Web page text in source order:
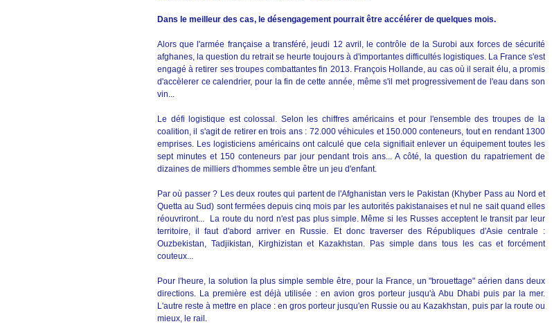
Dans le meilleur des cas, le désengagement pourrait être accélérer de quelques mois.
Alors que l'armée française a transféré, jeudi 12 avril, le contrôle de la Surobi aux forces de sécurité
afghanes, la question du retrait se heurte toujours à d'importantes difficultés logistiques. La France s'est
engagé à retirer ses troupes combattantes fin 2013. François Hollande, au cas où il serait élu, a promis
d'accèlerer ce calendrier, pour la fin de cette année, même s'il met progressivement de l'eau dans son
vin...
Le défi logistique est colossal. Selon les chiffres américains et pour l'ensemble des troupes de la
coalition, il s'agit de retirer en trois ans : 72.000 véhicules et 150.000 conteneurs, tout en rendant 1300
emprises. Les logisticiens américains ont calculé que cela signifiait enlever un équipement toutes les
sept minutes et 150 conteneurs par jour pendant trois ans... A côté, la question du rapatriement de
dizaines de milliers d'hommes semble être un jeu d'enfant.
Par où passer ? Les deux routes qui partent de l'Afghanistan vers le Pakistan (Khyber Pass au Nord et
Quetta au Sud) sont fermées depuis cinq mois par les autorités pakistanaises et nul ne sait quand elles
réouvriront... La route du nord n'est pas plus simple. Même si les Russes acceptent le transit par leur
territoire, il faut d'abord arriver en Russie. Et donc traverser des Républiques d'Asie centrale :
Ouzbekistan, Tadjikistan, Kirghizistan et Kazakhstan. Pas simple dans tous les cas et forcément
couteux...
Pour l'heure, la solution la plus simple semble être, pour la France, un "brouettage" aérien dans deux
directions. La première est déjà utilisée : en avion gros porteur jusqu'à Abu Dhabi puis par la mer.
L'autre reste à mettre en place : en gros porteur jusqu'en Russie ou au Kazakhstan, puis par la route ou
mieux, le rail.